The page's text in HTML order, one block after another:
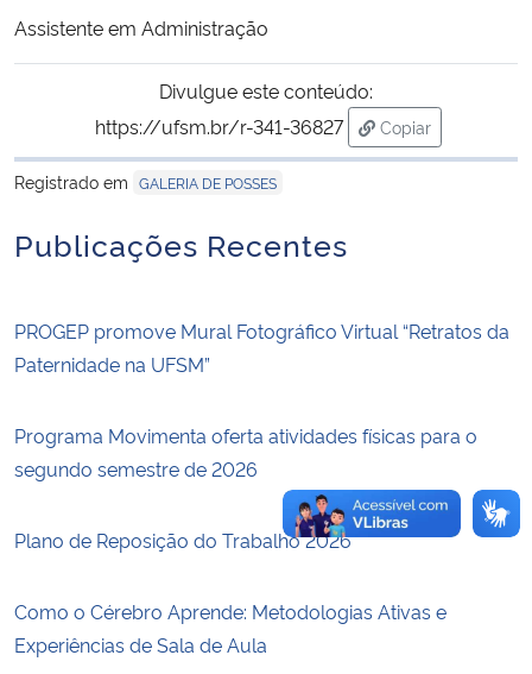
Ministério do Desenvolvimento Regional
Controladoria-Geral da União
Ministério da Mulher, da Família e dos Direitos Humanos
Gabinete de Segurança Institucional
Banco Central do Brasil
Planalto
Assistente em Administração
Divulgue este conteúdo:
https://ufsm.br/r-341-36827
Copiar
para área de
Registrado em GALERIA DE POSSES
Publicações Recentes
PROGEP promove Mural Fotográfico Virtual “Retratos da
Paternidade na UFSM”
Programa Movimenta oferta atividades físicas para o
segundo semestre de 2026
Plano de Reposição do Trabalho 2026
Como o Cérebro Aprende: Metodologias Ativas e
Experiências de Sala de Aula